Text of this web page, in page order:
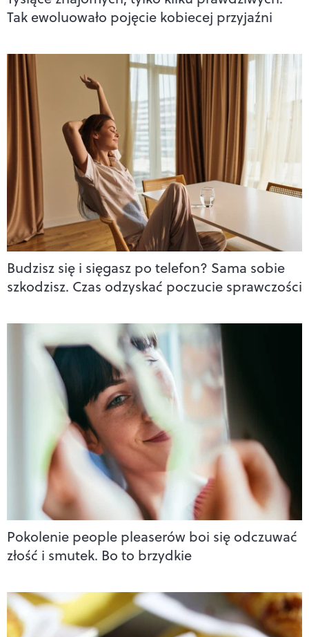
Tak ewoluowało pojęcie kobiecej przyjaźni
Budzisz się i sięgasz po telefon? Sama sobie
szkodzisz. Czas odzyskać poczucie sprawczości
Pokolenie people pleaserów boi się odczuwać
złość i smutek. Bo to brzydkie